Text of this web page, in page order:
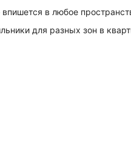
в любое
для разных зон в